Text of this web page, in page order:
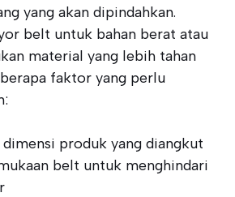
yang akan dipindahkan.
belt untuk bahan berat atau
material yang lebih tahan
faktor yang perlu
dimensi produk yang diangkut
belt untuk menghindari